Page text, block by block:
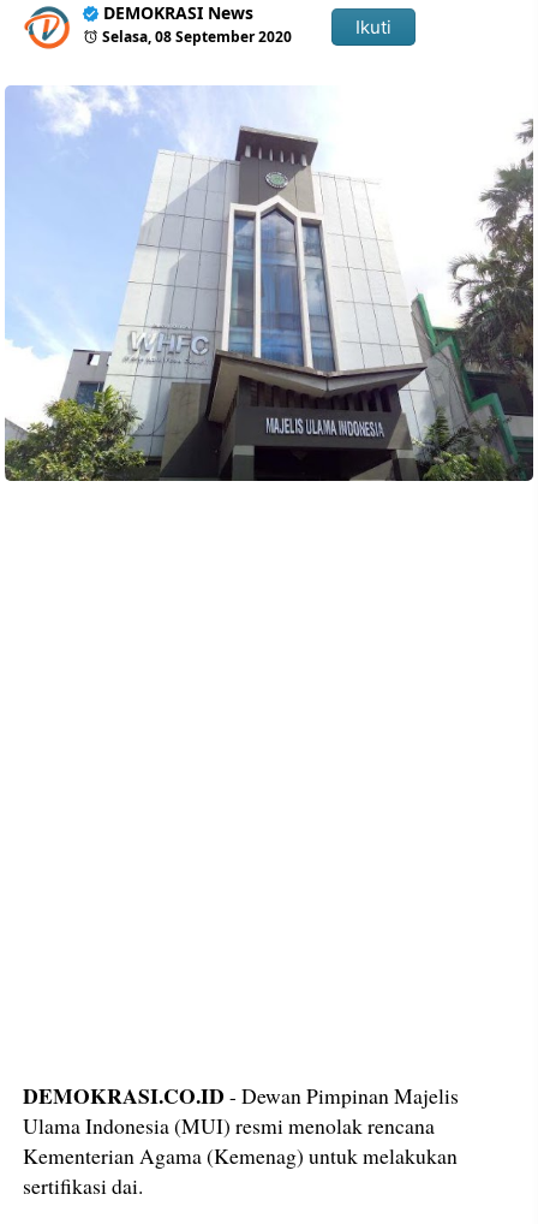
DEMOKRASI News
Selasa, 08 September 2020 Ikuti
DEMOKRASI.CO.ID - Dewan Pimpinan Majelis
Ulama Indonesia (MUI) resmi menolak rencana
Kementerian Agama (Kemenag) untuk melakukan
sertifikasi dai.